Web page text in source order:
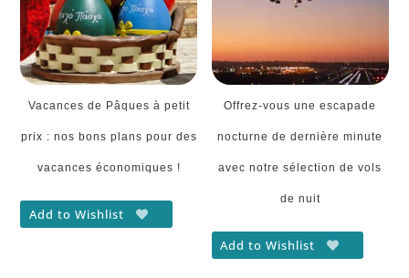
Vacances de Pâques à petit
prix : nos bons plans pour des
vacances économiques !
Add to Wishlist
Offrez-vous une escapade
nocturne de dernière minute
avec notre sélection de vols
de nuit
Add to Wishlist